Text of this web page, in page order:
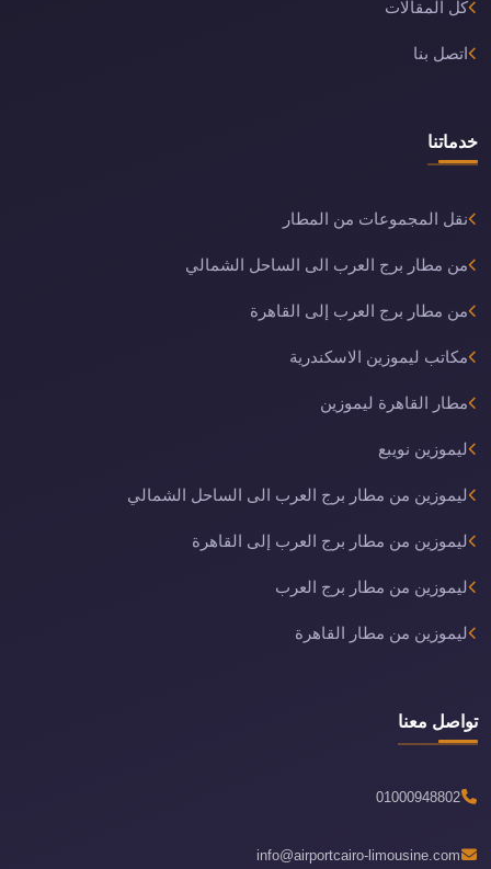
كل المقالات
اتصل بنا
خدماتنا
نقل المجموعات من المطار
من مطار برج العرب الى الساحل الشمالي
من مطار برج العرب إلى القاهرة
مكاتب ليموزين الاسكندرية
مطار القاهرة ليموزين
ليموزين نويبع
ليموزين من مطار برج العرب الى الساحل الشمالي
ليموزين من مطار برج العرب إلى القاهرة
ليموزين من مطار برج العرب
ليموزين من مطار القاهرة
تواصل معنا
01000948802
info@airportcairo-limousine.com